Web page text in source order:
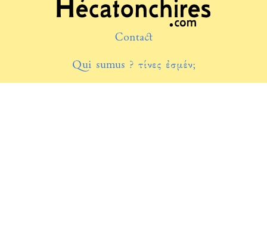
Contact
Qui sumus ? τίνες ἐσμέν;